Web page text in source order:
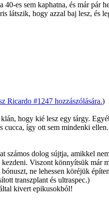
es sem kaphatna, és már
látszik, hogy azzal baj lesz, és
Ricardo #1247 hozzászólására.)
hogy kié lesz egy tárgy.
cucca, így ott sem mindenki ellen.
számos dolog sújtja, amikkel
Viszont könnyítsük már
ne lehessen köréjük
transzplant és ultraspec.)
kivert epikusokból!